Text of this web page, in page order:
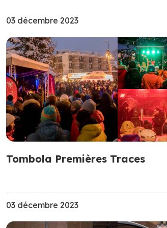
03 décembre 2023
Tombola Premières Traces
03 décembre 2023